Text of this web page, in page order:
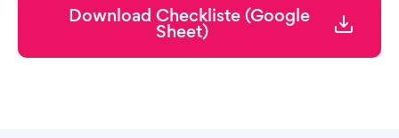
Download Checkliste (Google
Sheet)